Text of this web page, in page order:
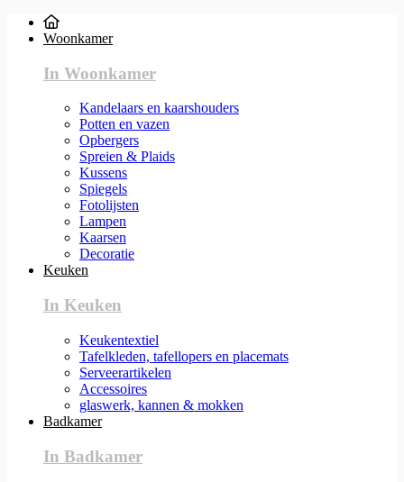
Woonkamer
In Woonkamer
Kandelaars en kaarshouders
Potten en vazen
Opbergers
Spreien & Plaids
Kussens
Spiegels
Fotolijsten
Lampen
Kaarsen
Decoratie
Keuken
In Keuken
Keukentextiel
Tafelkleden, tafellopers en placemats
Serveerartikelen
Accessoires
glaswerk, kannen & mokken
Badkamer
In Badkamer